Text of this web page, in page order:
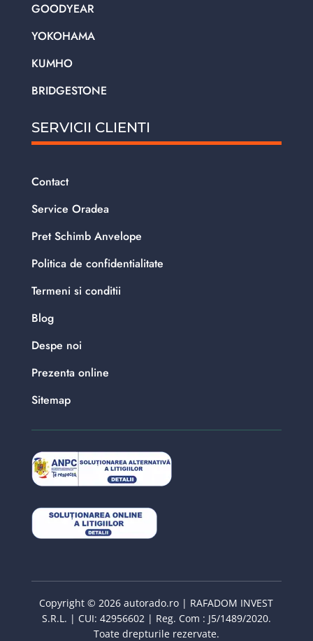
GOODYEAR
YOKOHAMA
KUMHO
BRIDGESTONE
SERVICII CLIENTI
Contact
Service Oradea
Pret Schimb Anvelope
Politica de confidentialitate
Termeni si conditii
Blog
Despe noi
Prezenta online
Sitemap
Copyright © 2026 autorado.ro | RAFADOM INVEST
S.R.L. | CUI: 42956602 | Reg. Com : J5/1489/2020.
Toate drepturile rezervate.